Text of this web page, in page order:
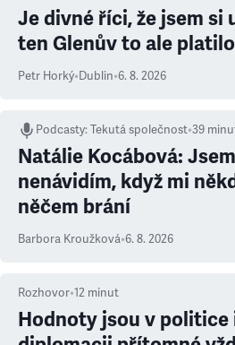
Je divné říci, že jsem si
ten Glenův to ale
Petr Horký•Dublin•6. 8. 2026
Podcasty:Tekutá společnost•39
Natálie Kocábová:
nenávidím, když mi
něčem brání
Barbora Kroužková•6. 8. 2026
Rozhovor•12 minut
Hodnoty jsou v